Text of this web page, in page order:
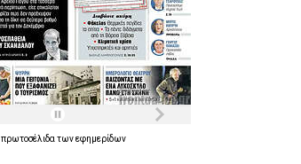
πρωτοσέλιδα τωνεφημερίδων